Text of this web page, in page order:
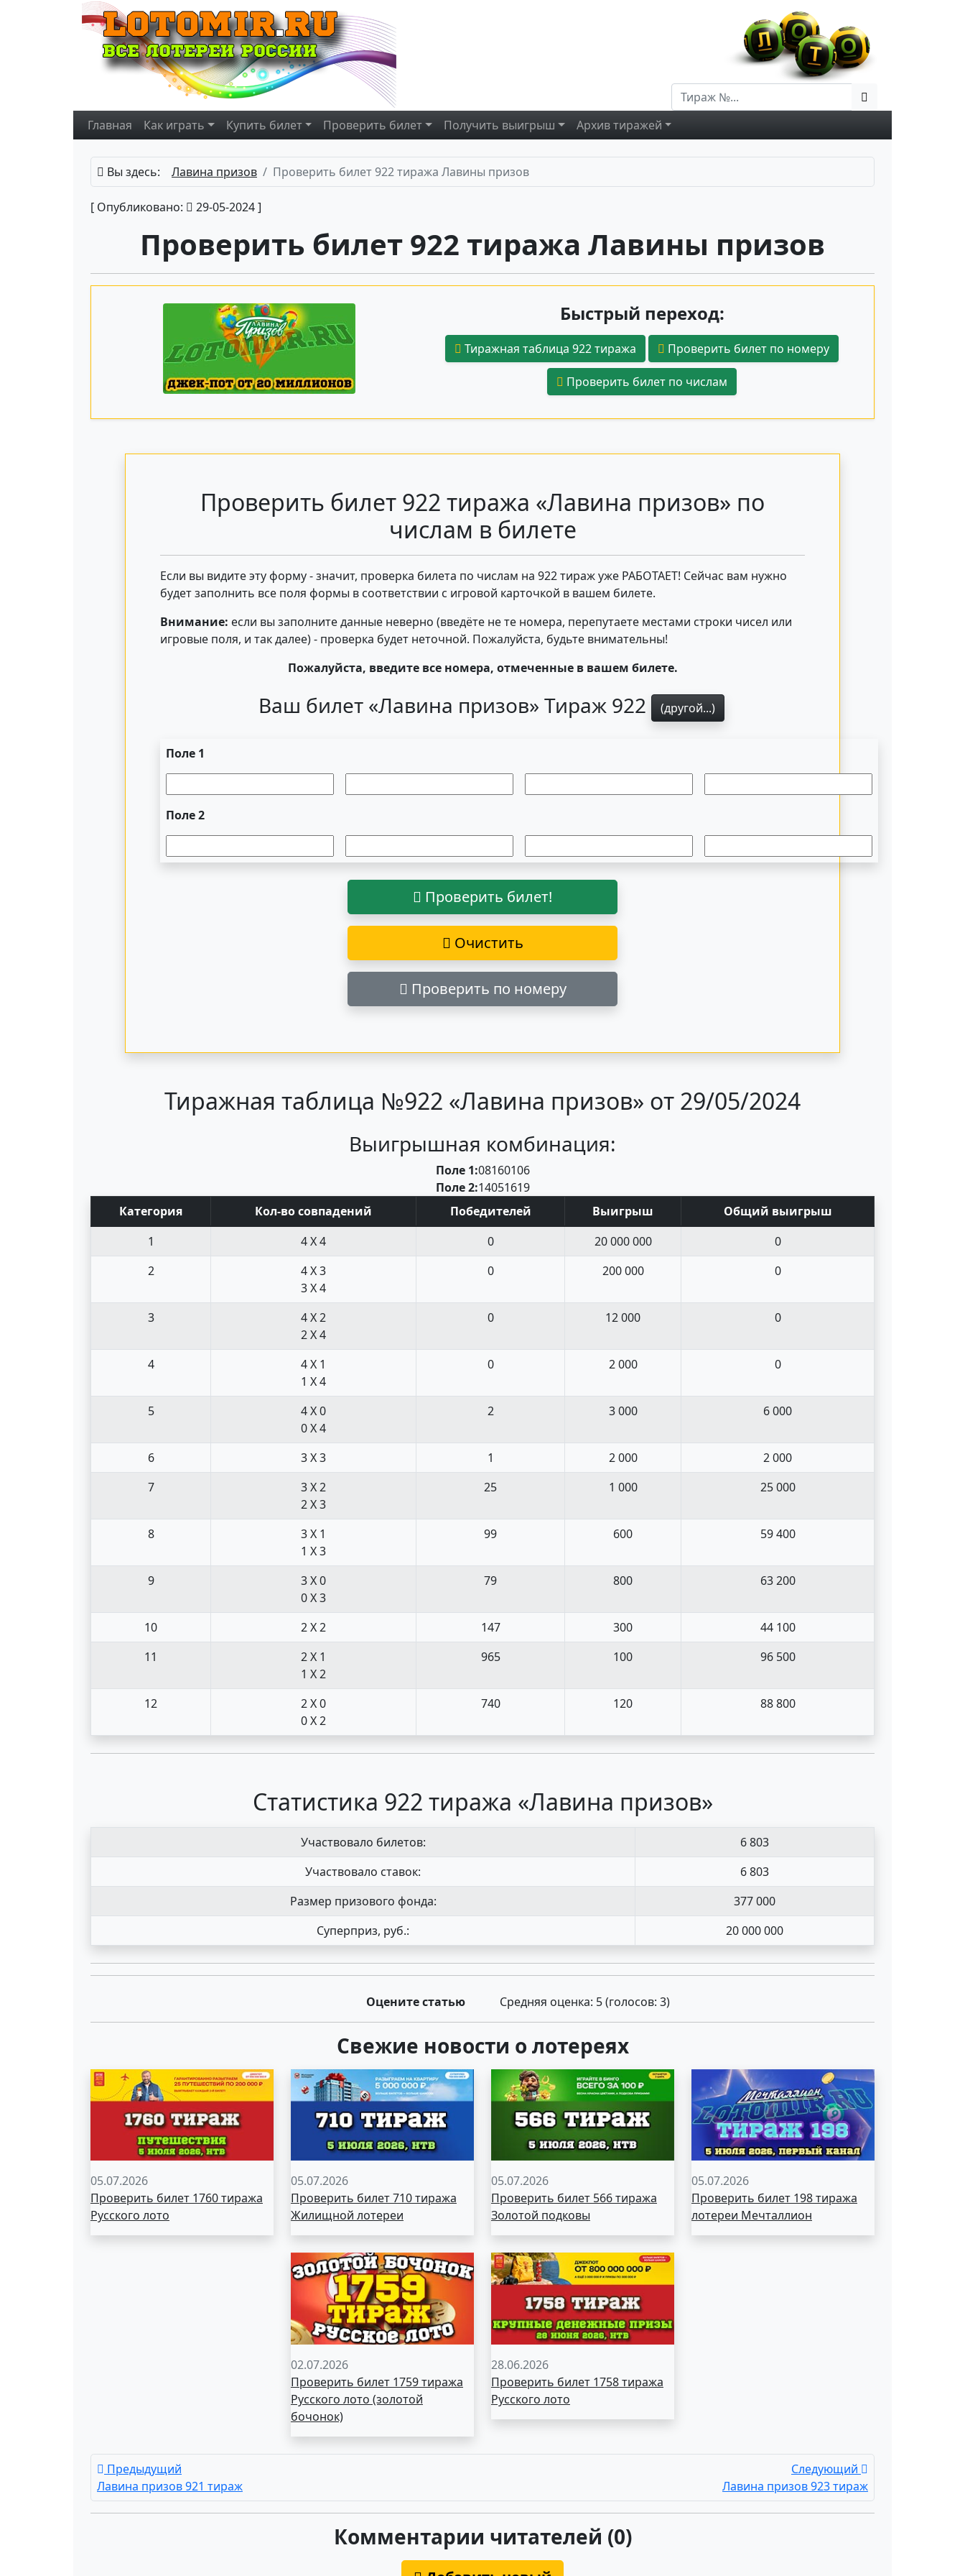
Главная Как играть Купить билет Проверить билет Получить выигрыш Архивтиражей
Вы здесь: Лавина призов Проверить билет 922 тиража Лавины призов
[ Опубликовано: 29-05-2024 ]
Проверить билет 922 тиража Лавины призов
Быстрый переход:
Тиражная таблица 922 тиража Проверить билет по номеру
Проверить билет по числам
Проверить билет 922 тиража «Лавина призов» по
числам в билете
Если вы видите эту форму - значит, проверка билета по числам на 922 тираж уже РАБОТАЕТ! Сейчас вам нужно
будет заполнить все поля формы в соответствии с игровой карточкой в вашем билете.
Внимание: если вы заполните данные неверно (введёте не те номера, перепутаете местами строки чисел или
игровые поля, и так далее) - проверка будет неточной. Пожалуйста, будьте внимательны!
Пожалуйста, введите все номера, отмеченные в вашем билете.
Ваш билет «Лавина призов» Тираж 922 (другой...)
Поле 1
Поле 2
Проверить билет!
Очистить
Проверить по номеру
Тиражная таблица №922 «Лавина призов» от 29/05/2024
Выигрышная комбинация:
Поле 1:08160106
Поле 2:14051619
Категория Кол-во совпадений Победителей Выигрыш
Общий выигрыш
1
4 X 4 0 20 000 000
0
2
4 X 3
3 X 4
0 200 000 0
3
4 X 2
2 X 4
0 12 000 0
4
4 X 1
1 X 4
0 2 000 0
5
4 X 0
0 X 4
2 3 000 6 000
6 3 X 3 1 2 000
2 000
7
3 X 2
2 X 3
25 1 000 25 000
8
3 X 1
1 X 3
99 600 59 400
9
3 X 0
0 X 3
79 800 63 200
10 2 X 2 147 300
44 100
11
2 X 1
1 X 2
965 100 96 500
12
2 X 0
0 X 2
740 120 88 800
Статистика 922 тиража «Лавина призов»
Участвовало билетов:
6 803
Участвовало ставок:
6 803
Размер призового фонда:
377 000
Суперприз, руб.:
20 000 000
Оцените статью Средняя оценка: 5(голосов: 3)
Свежие новости о лотереях
05.07.2026
Проверить билет 1760 тиража
Русского лото
05.07.2026
Проверить билет 710 тиража
Жилищной лотереи
05.07.2026
Проверить билет 566 тиража
Золотой подковы
05.07.2026
Проверить билет 198 тиража
лотереи Мечталлион
02.07.2026
Проверить билет 1759 тиража
Русского лото (золотой
бочонок)
28.06.2026
Проверить билет 1758 тиража
Русского лото
Предыдущий
Лавина призов 921 тираж
Следующий
Лавина призов 923 тираж
Комментарии читателей (0)